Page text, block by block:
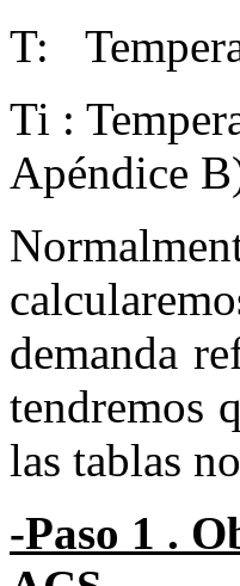
T:
Ti :
Apéndice
demanda
tendremos
las tablas
-Paso 1 .